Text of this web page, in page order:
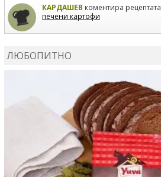
КАРДАШЕВ коментира рецептата
печени картофи
ЛЮБОПИТНО